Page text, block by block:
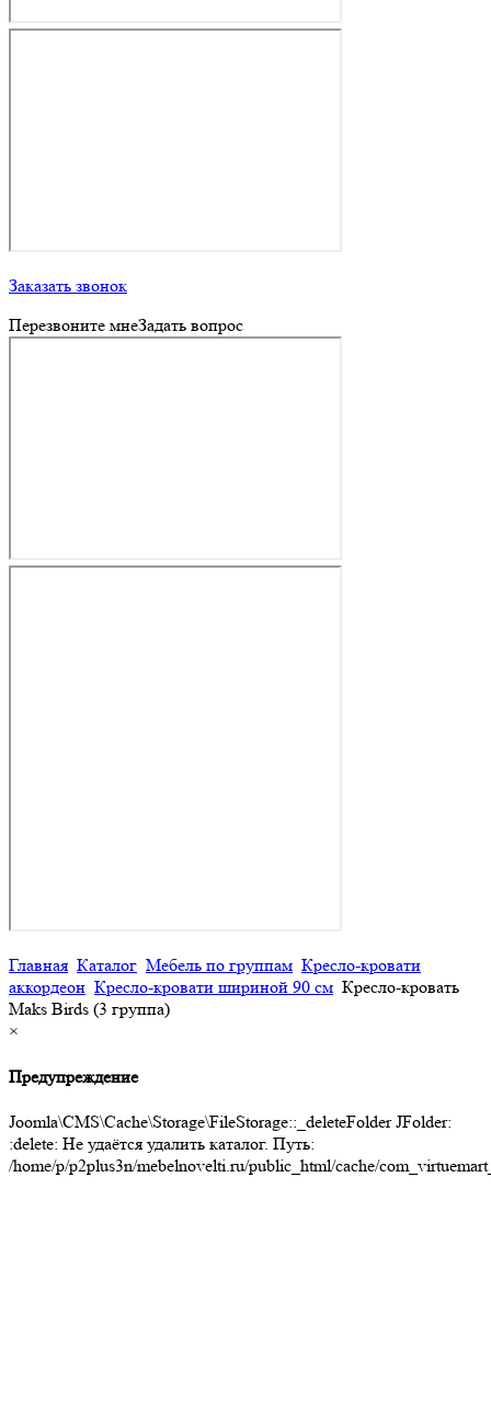
Заказать звонок
Перезвоните мнеЗадать вопрос
Главная Каталог Мебель по группам Кресло-кровати
аккордеон Кресло-кровати шириной 90 см Кресло-кровать
Maks Birds (3 группа)
×
Предупреждение
Joomla\CMS\Cache\Storage\FileStorage::_deleteFolder JFolder:
:delete: Не удаётся удалить каталог. Путь:
/home/p/p2plus3n/mebelnovelti.ru/public_html/cache/